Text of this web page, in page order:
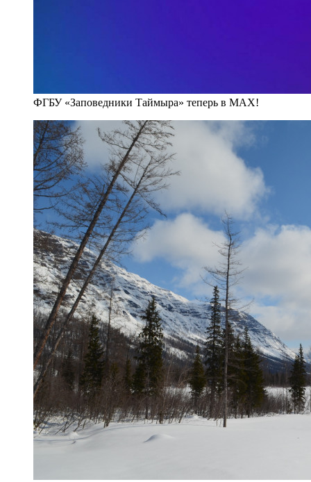
ФГБУ «Заповедники Таймыра» теперь в MAX!